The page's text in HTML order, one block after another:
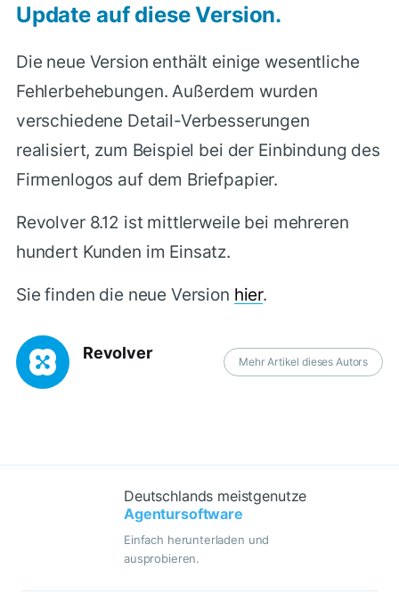
Update auf diese Version.
Die neue Version enthält einige wesentliche
Fehlerbehebungen. Außerdem wurden
verschiedene Detail-Verbesserungen
realisiert, zum Beispiel bei der Einbindung des
Firmenlogos auf dem Briefpapier.
Revolver 8.12 ist mittlerweile bei mehreren
hundert Kunden im Einsatz.
Sie finden die neue Version hier.
Revolver Mehr Artikel dieses Autors
Deutschlands meistgenutze
Agentursoftware
Einfach herunterladen und
ausprobieren.